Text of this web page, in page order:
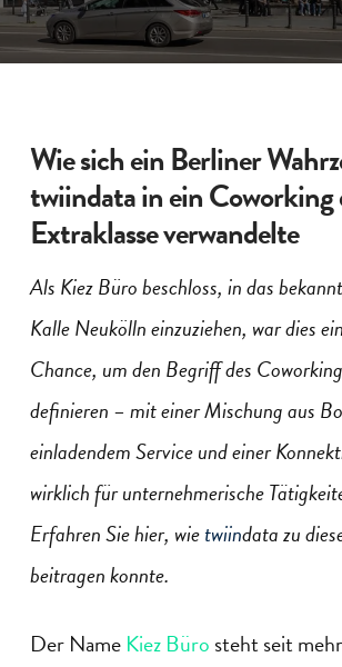
Wie sich ein Berliner
twiindata in ein Coworking
Extraklasse verwandelte
Als Kiez Büro beschloss, in das
Kalle Neukölln einzuziehen, war dies
Chance, um den Begriff des
definieren – mit einer Mischung aus
einladendem Service und einer
wirklich für unternehmerische
Erfahren Sie hier, wietwiindata zu
beitragen konnte.
Der Name Kiez Büro steht seit